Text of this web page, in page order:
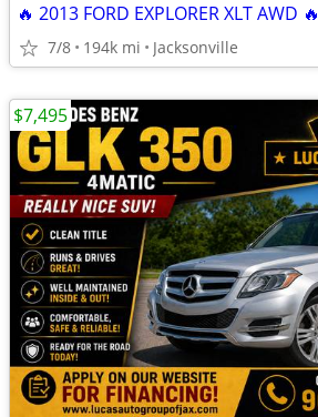
🔥 2013 FORD EXPLORER XLT AWD 🔥
7/8 194k mi Jacksonville
$7,495